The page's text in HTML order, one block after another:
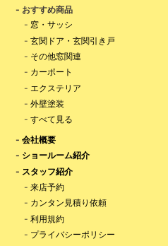
- おすすめ商品
- 窓・サッシ
- 玄関ドア・玄関引き戸
- その他窓関連
- カーポート
- エクステリア
- 外壁塗装
- すべて見る
- 会社概要
- ショールーム紹介
- スタッフ紹介
- 来店予約
- カンタン見積り依頼
- 利用規約
- プライバシーポリシー